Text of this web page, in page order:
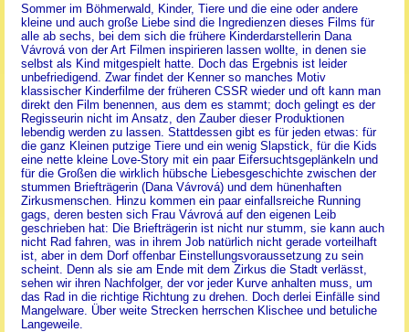
Sommer im Böhmerwald, Kinder, Tiere und die eine oder andere
kleine und auch große Liebe sind die Ingredienzen dieses Films für
alle ab sechs, bei dem sich die frühere Kinderdarstellerin Dana
Vávrová von der Art Filmen inspirieren lassen wollte, in denen sie
selbst als Kind mitgespielt hatte. Doch das Ergebnis ist leider
unbefriedigend. Zwar findet der Kenner so manches Motiv
klassischer Kinderfilme der früheren CSSR wieder und oft kann man
direkt den Film benennen, aus dem es stammt; doch gelingt es der
Regisseurin nicht im Ansatz, den Zauber dieser Produktionen
lebendig werden zu lassen. Stattdessen gibt es für jeden etwas: für
die ganz Kleinen putzige Tiere und ein wenig Slapstick, für die Kids
eine nette kleine Love-Story mit ein paar Eifersuchtsgeplänkeln und
für die Großen die wirklich hübsche Liebesgeschichte zwischen der
stummen Briefträgerin (Dana Vávrová) und dem hünenhaften
Zirkusmenschen. Hinzu kommen ein paar einfallsreiche Running
gags, deren besten sich Frau Vávrová auf den eigenen Leib
geschrieben hat: Die Briefträgerin ist nicht nur stumm, sie kann auch
nicht Rad fahren, was in ihrem Job natürlich nicht gerade vorteilhaft
ist, aber in dem Dorf offenbar Einstellungsvoraussetzung zu sein
scheint. Denn als sie am Ende mit dem Zirkus die Stadt verlässt,
sehen wir ihren Nachfolger, der vor jeder Kurve anhalten muss, um
das Rad in die richtige Richtung zu drehen. Doch derlei Einfälle sind
Mangelware. Über weite Strecken herrschen Klischee und betuliche
Langeweile.